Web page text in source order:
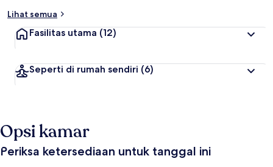
Lihat semua
Fasilitas utama (12)
Seperti di rumah sendiri (6)
Opsi kamar
Periksa ketersediaan untuk tanggal ini